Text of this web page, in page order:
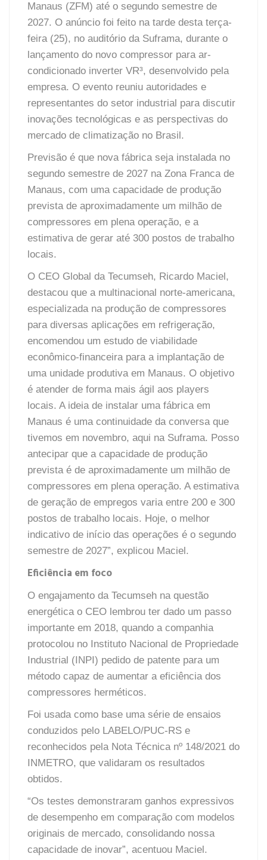
Manaus (ZFM) até o segundo semestre de
2027. O anúncio foi feito na tarde desta terça-
feira (25), no auditório da Suframa, durante o
lançamento do novo compressor para ar-
condicionado inverter VR³, desenvolvido pela
empresa. O evento reuniu autoridades e
representantes do setor industrial para discutir
inovações tecnológicas e as perspectivas do
mercado de climatização no Brasil.
Previsão é que nova fábrica seja instalada no
segundo semestre de 2027 na Zona Franca de
Manaus, com uma capacidade de produção
prevista de aproximadamente um milhão de
compressores em plena operação, e a
estimativa de gerar até 300 postos de trabalho
locais.
O CEO Global da Tecumseh, Ricardo Maciel,
destacou que a multinacional norte-americana,
especializada na produção de compressores
para diversas aplicações em refrigeração,
encomendou um estudo de viabilidade
econômico-financeira para a implantação de
uma unidade produtiva em Manaus. O objetivo
é atender de forma mais ágil aos players
locais. A ideia de instalar uma fábrica em
Manaus é uma continuidade da conversa que
tivemos em novembro, aqui na Suframa. Posso
antecipar que a capacidade de produção
prevista é de aproximadamente um milhão de
compressores em plena operação. A estimativa
de geração de empregos varia entre 200 e 300
postos de trabalho locais. Hoje, o melhor
indicativo de início das operações é o segundo
semestre de 2027”, explicou Maciel.
Eficiência em foco
O engajamento da Tecumseh na questão
energética o CEO lembrou ter dado um passo
importante em 2018, quando a companhia
protocolou no Instituto Nacional de Propriedade
Industrial (INPI) pedido de patente para um
método capaz de aumentar a eficiência dos
compressores herméticos.
Foi usada como base uma série de ensaios
conduzidos pelo LABELO/PUC-RS e
reconhecidos pela Nota Técnica nº 148/2021 do
INMETRO, que validaram os resultados
obtidos.
“Os testes demonstraram ganhos expressivos
de desempenho em comparação com modelos
originais de mercado, consolidando nossa
capacidade de inovar”, acentuou Maciel.